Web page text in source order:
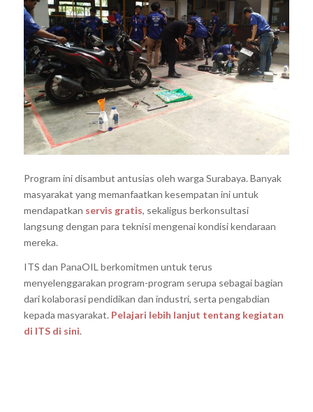
Program ini disambut antusias oleh warga Surabaya. Banyak
masyarakat yang memanfaatkan kesempatan ini untuk
mendapatkan servis gratis, sekaligus berkonsultasi
langsung dengan para teknisi mengenai kondisi kendaraan
mereka.
ITS dan PanaOIL berkomitmen untuk terus
menyelenggarakan program-program serupa sebagai bagian
dari kolaborasi pendidikan dan industri, serta pengabdian
kepada masyarakat. Pelajari lebih lanjut tentang kegiatan
di ITS di sini.